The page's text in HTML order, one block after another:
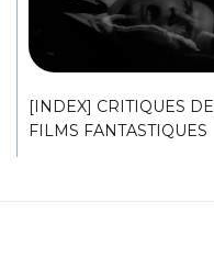
[INDEX] CRITIQUES DE
FILMS FANTASTIQUES